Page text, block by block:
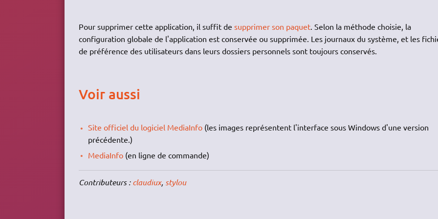
Pour supprimer cette application, il suffit de supprimer son paquet. Selon la méthode choisie, la
configuration globale de l'application est conservée ou supprimée. Les journaux du système, et les
de préférence des utilisateurs dans leurs dossiers personnels sont toujours conservés.
Voir aussi
Site officiel du logiciel MediaInfo (les images représentent l'interface sous Windows d'une version
précédente.)
MediaInfo (en ligne de commande)
Contributeurs :claudiux, stylou